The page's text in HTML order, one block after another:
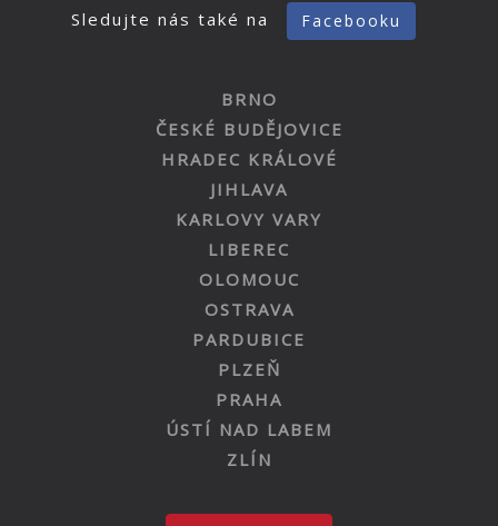
Sledujte nás také na Facebooku
BRNO
ČESKÉ BUDĚJOVICE
HRADEC KRÁLOVÉ
JIHLAVA
KARLOVY VARY
LIBEREC
OLOMOUC
OSTRAVA
PARDUBICE
PLZEŇ
PRAHA
ÚSTÍ NAD LABEM
ZLÍN